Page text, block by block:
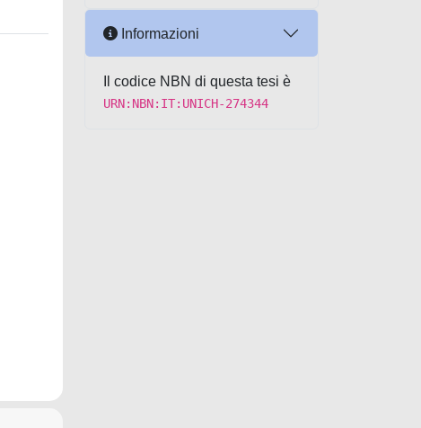
Informazioni
Il codice NBN di questa tesi è
URN:NBN:IT:UNICH-274344